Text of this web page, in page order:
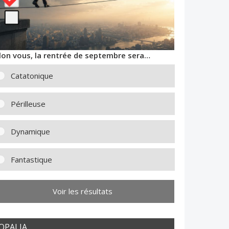
vous, la rentrée de septembre sera…
Catatonique
Périlleuse
Dynamique
Fantastique
Voir les résultats